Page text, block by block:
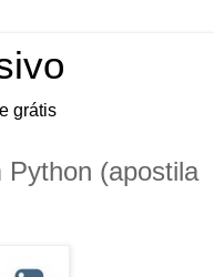
grátis
Python (apostila